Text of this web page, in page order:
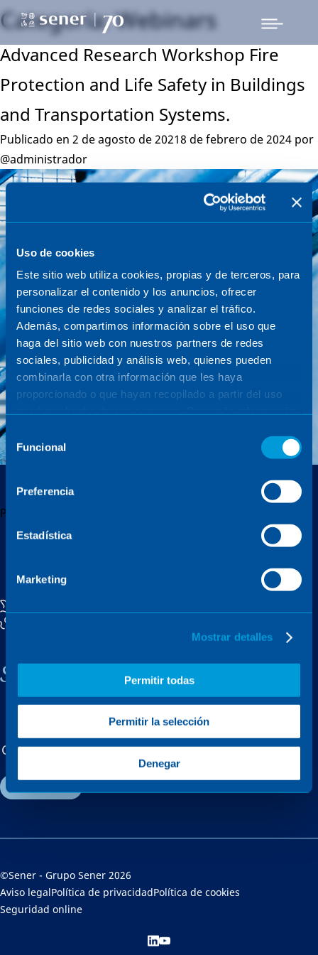
Uso de cookies
Este sitio web utiliza cookies, propias y de terceros, para
personalizar el contenido y los anuncios, ofrecer
funciones de redes sociales y analizar el tráfico.
Además, compartimos información sobre el uso que
haga del sitio web con nuestros partners de redes
sociales, publicidad y análisis web, quienes pueden
combinarla con otra información que les haya
proporcionado o que hayan recopilado a partir del uso
Selección
consentimiento
Funcional
Preferencia
Estadística
Marketing
Mostrar detalles
Permitir todas
Permitir la selección
Denegar
Categoría:Webinars
Advanced Research Workshop Fire
Protection and Life Safety in Buildings
and Transportation Systems.
Publicado en 2 de agosto de 20218 de febrero de 2024 por
@administrador
Publicado en
Sener, una empresa familiar
MERCADOSPROYECTOS
ConócenosTalentoActualidad
Contacto
©Sener - Grupo Sener 2026
Aviso legalPolítica de privacidadPolítica de cookies
Seguridad online